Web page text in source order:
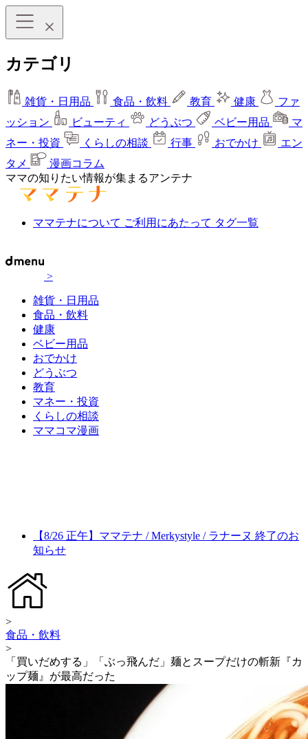
カテゴリ
雑貨・日用品 食品・飲料 教育 健康
ファ
ッション
ビューティ どうぶつ ベビー用品
マ
ネー・投資
くらしの相談 行事 おでかけ
エン
タメ
漫画コラム
ママの知りたい情報が集まるアンテナ
ママテナについて ご利用にあたって タグ一覧
>
雑貨・日用品
食品・飲料
健康
ベビー用品
おでかけ
どうぶつ
教育
マネー・投資
くらしの相談
ママコマ漫画
【8/26 正午】ママテナ / Merkystyle / ラナーヌ 終了のお
知らせ
>
食品・飲料
>
「買いだめする」「ぶっ飛んだ」麺とスープだけの斬新『カ
ップ麺』が最高だった